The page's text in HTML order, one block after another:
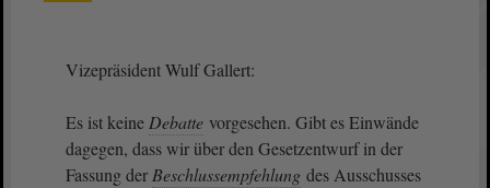
Vizepräsident Wulf Gallert:
Es ist keine Debatte vorgesehen. Gibt es Einwände
dagegen, dass wir über den Gesetzentwurf in der
Fassung der Beschlussempfehlung des Ausschusses